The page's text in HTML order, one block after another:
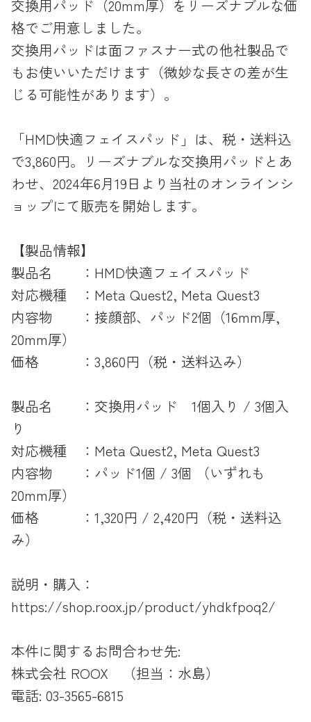
交換用パッド（20mm厚）をリーズナブルな価
格でご用意しました。
交換用パッドは面ファスナー式の他社製品で
もお使いいただけます（微妙な長さの差が生
じる可能性があります）。
「HMD快適フェイスパッド」は、税・送料込
で3,860円。リーズナブルな交換用パッドとあ
わせ、2024年6月19日より当社のオンラインシ
ョップにて販売を開始します。
【製品情報】
製品名 ：HMD快適フェイスパッド
対応機種 ：Meta Quest2, Meta Quest3
内容物 ：接顔部、パッド2個（16mm厚,
20mm厚）
価格 ：3,860円（税・送料込み）
製品名 ：交換用パッド 1個入り / 3個入
り
対応機種 ：Meta Quest2, Meta Quest3
内容物 ：パッド1個 / 3個 （いずれも
20mm厚）
価格 ：1,320円 / 2,420円（税・送料込
み）
説明・購入：
https://shop.roox.jp/product/yhdkfpoq2/
本件に関するお問合わせ先:
株式会社 ROOX （担当：水島）
電話: 03-3565-6815